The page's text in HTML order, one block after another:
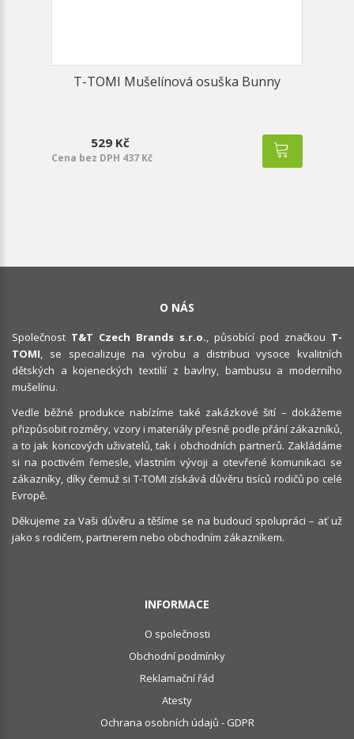
T-TOMI Mušelínová osuška Bunny
529 Kč
Cena bez DPH 437 Kč
O NÁS
Společnost T&T Czech Brands s.r.o. , působící pod značkou T-
TOMI , se specializuje na výrobu a distribuci vysoce kvalitních
dětských a kojeneckých textilií z bavlny, bambusu a moderního
mušelínu.
Vedle běžné produkce nabízíme také zakázkové šití – dokážeme
přizpůsobit rozměry, vzory i materiály přesně podle přání zákazníků,
a to jak koncových uživatelů, tak i obchodních partnerů. Zakládáme
si na poctivém řemesle, vlastním vývoji a otevřené komunikaci se
zákazníky, díky čemuž si T-TOMI získává důvěru tisíců rodičů po celé
Evropě.
Děkujeme za Vaši důvěru a těšíme se na budoucí spolupráci – ať už
jako s rodičem, partnerem nebo obchodním zákazníkem.
INFORMACE
O společnosti
Obchodní podmínky
Reklamační řád
Atesty
Ochrana osobních údajů - GDPR